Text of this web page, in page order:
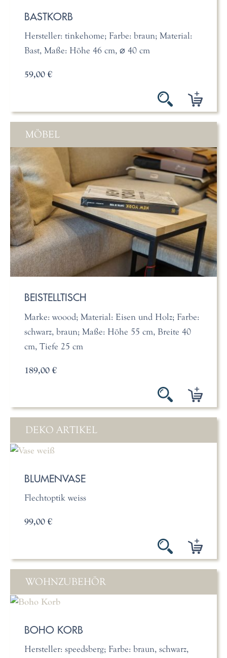
BASTKORB
Hersteller: tinkehome; Farbe: braun; Material:
Bast, Maße: Höhe 46 cm, ⌀ 40 cm
59,00 €
MÖBEL
BEISTELLTISCH
Marke: woood; Material: Eisen und Holz; Farbe:
schwarz, braun; Maße: Höhe 55 cm, Breite 40
cm, Tiefe 25 cm
189,00 €
DEKO ARTIKEL
BLUMENVASE
Flechtoptik weiss
99,00 €
WOHNZUBEHÖR
BOHO KORB
Hersteller: speedsberg; Farbe: braun, schwarz,